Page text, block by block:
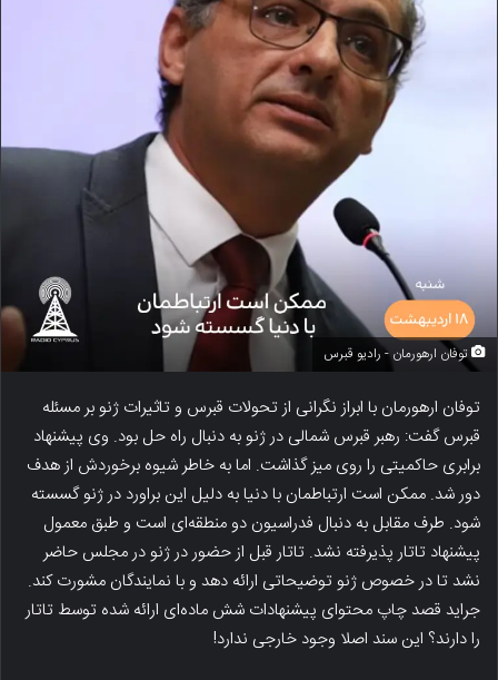
توفان ارهورمان - رادیو قبرس
توفان ارهورمان با ابراز نگرانی از تحولات قبرس و تاثیرات ژنو بر مسئله
قبرس گفت: رهبر قبرس شمالی در ژنو به دنبال راه حل بود. وی پیشنهاد
برابری حاکمیتی را روی میز گذاشت. اما به خاطر شیوه برخوردش از هدف
دور شد. ممکن است ارتباطمان با دنیا به دلیل این براورد در ژنو گسسته
شود. طرف مقابل به دنبال فدراسیون دو منطقه‌ای است و طبق معمول
پیشنهاد تاتار پذیرفته نشد. تاتار قبل از حضور در ژنو در مجلس حاضر
نشد تا در خصوص ژنو توضیحاتی ارائه دهد و با نمایندگان مشورت کند.
جراید قصد چاپ محتوای پیشنهادات شش ماده‌ای ارائه شده توسط تاتار
را دارند؟ این سند اصلا وجود خارجی ندارد!